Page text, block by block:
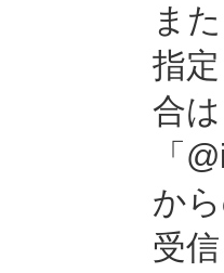
ま
指
合
「
か
受